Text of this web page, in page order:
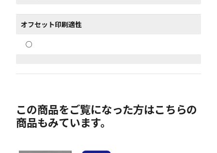
オフセット印刷適性
○
この商品をご覧になった方はこちらの
商品もみています。